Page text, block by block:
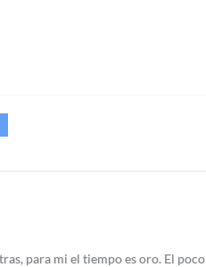
para mi el tiempo es oro. El poco